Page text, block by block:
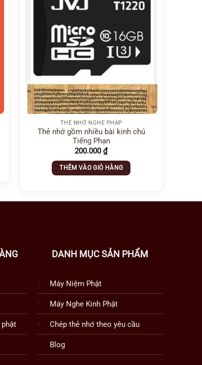
THẺ NHỚ NGHE PHÁP
Thẻ nhớ gồm nhiều bài kinh chú
Tiếng Phạn
200.000₫
THÊM VÀO GIỎ HÀNG
phật
DANH MỤC SẢN PHẨM
Máy Niệm Phật
Máy Nghe Kinh Phật
Chép thẻ nhớ theo yêu cầu
Blog